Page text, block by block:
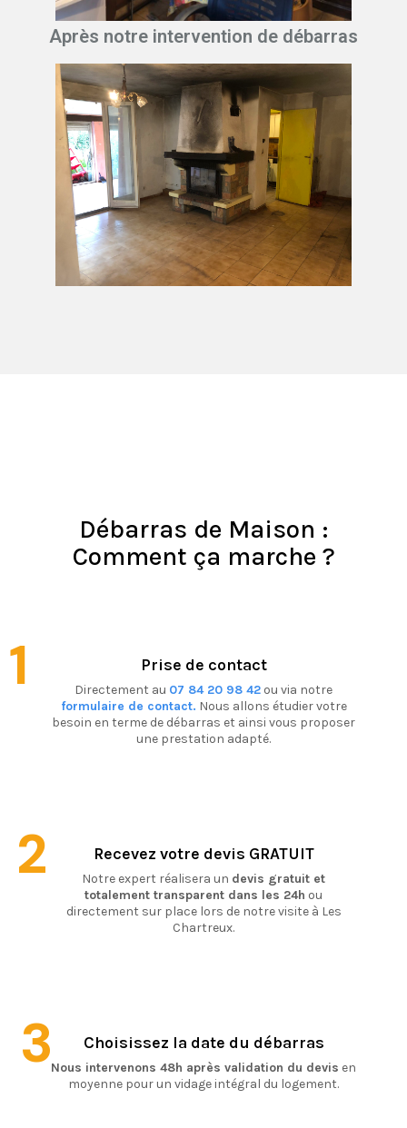
Après notre intervention de débarras
Débarras de Maison :
Comment ça marche ?
Prise de contact
Directement au 07 84 20 98 42 ou via notre
formulaire de contact. Nous allons étudier votre
besoin en terme de débarras et ainsi vous proposer
une prestation adapté.
1
Recevez votre devis GRATUIT
Notre expert réalisera un devis gratuit et
totalement transparent dans les 24h ou
directement sur place lors de notre visite à Les
Chartreux.
2
Choisissez la date du débarras
Nous intervenons 48h après validation du devis en
moyenne pour un vidage intégral du logement.
3